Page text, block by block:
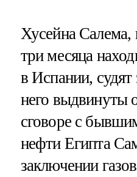
Хусейна
три месяца
в Испании,
него выдвинуты
сговоре с
нефти Египта
заключении